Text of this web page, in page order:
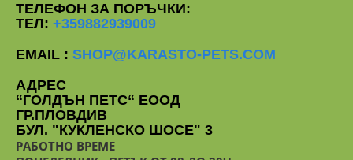
ТЕЛЕФОН ЗА ПОРЪЧКИ:
ТЕЛ: +359882939009
EMAIL : SHOP@KARASTO-PETS.COM
АДРЕС
“ГОЛДЪН ПЕТС“ ЕООД
ГР.ПЛОВДИВ
БУЛ. "КУКЛЕНСКО ШОСЕ" 3
РАБОТНО ВРЕМЕ